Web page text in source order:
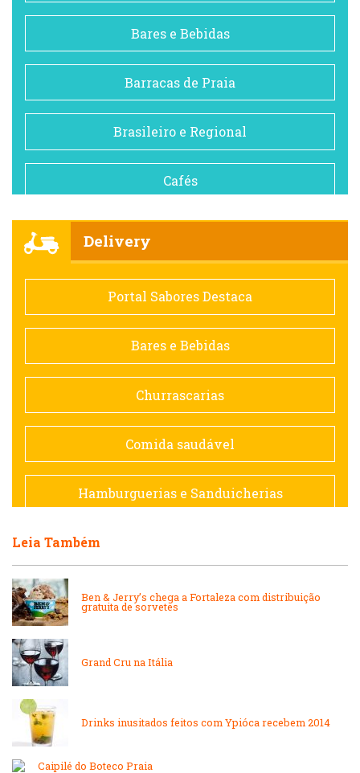
Bares e Bebidas
Barracas de Praia
Brasileiro e Regional
Cafés
Comida saudável
Contemporânea
Doceria
Espanhola
Francesa
Massas
Delivery
Portal Sabores Destaca
Bares e Bebidas
Churrascarias
Comida saudável
Hamburguerias e Sanduicherias
Lanchonetes
Leia Também
Ben & Jerry’s chega a Fortaleza com distribuição
gratuita de sorvetes
Grand Cru na Itália
Drinks inusitados feitos com Ypióca recebem 2014
Caipilé do Boteco Praia